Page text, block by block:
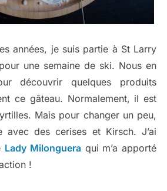
années, je suis partie à St Larry
une semaine de ski. Nous en
découvrir quelques produits
ce gâteau. Normalement, il est
Mais pour changer un peu,
avec des cerises et Kirsch. J’ai
Lady Milongueraqui m’a apporté
!